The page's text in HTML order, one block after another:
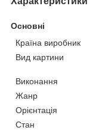
Основні
Країна виробник
Вид картини
Виконання
Жанр
Орієнтація
Стан